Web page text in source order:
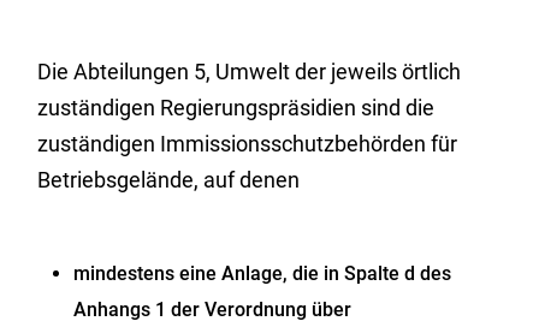
Die Abteilungen 5, Umwelt der jeweils örtlich
zuständigen Regierungspräsidien sind die
zuständigen Immissionsschutzbehörden für
Betriebsgelände, auf denen
mindestens eine Anlage, die in Spalte d des
Anhangs 1 der Verordnung über